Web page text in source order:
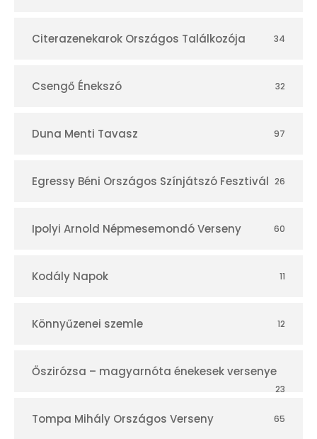
r
Citerazenekarok Országos Találkozója 34
Csengő Énekszó 32
Duna Menti Tavasz 97
Egressy Béni Országos Színjátszó Fesztivál 26
Ipolyi Arnold Népmesemondó Verseny 60
Kodály Napok 11
Könnyűzenei szemle 12
Őszirózsa – magyarnóta énekesek versenye
23
Tompa Mihály Országos Verseny 65